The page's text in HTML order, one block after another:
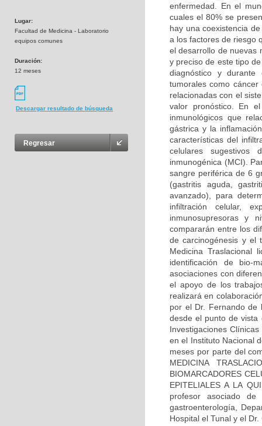
Lugar:
Facultad de Medicina - Laboratorio
equipos comunes
Duración:
12 meses
Descargar resultado de búsqueda
Regresar
enfermedad. En el
cuales el 80% se
hay una coexistencia
a los factores de riesgo
el desarrollo de nuevas
y preciso de este tipo
diagnóstico y durante
tumorales como
relacionadas con el
valor pronóstico. En
inmunológicos que
gástrica y la
características del
celulares sugestivos
inmunogénica (MCI).
sangre periférica de 6
(gastritis aguda,
avanzado), para
infiltración celular,
inmunosupresoras y
compararán entre los
de carcinogénesis y el
Medicina Traslacional
identificación de bio-
asociaciones con
el apoyo de los
realizará en
por el Dr. Fernando de
desde el punto de vista
Investigaciones
en el Instituto Nacional
meses por parte del
MEDICINA
BIOMARCADORES
EPITELIALES A LA
profesor asociado
gastroenterología,
Hospital el Tunal y el